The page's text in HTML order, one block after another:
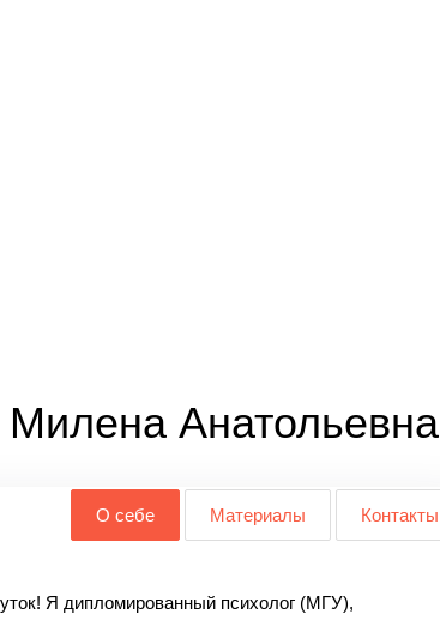
Милена Анатольевна
О себе Материалы Контакты
Я дипломированный психолог (МГУ),